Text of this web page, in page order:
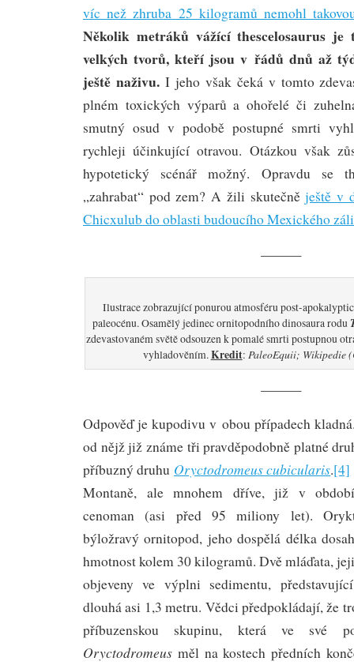
víc než zhruba 25 kilogramů nemohl
Několik metráků vážící thescelosaurus
velkých tvorů, kteří jsou v řádů dnů až
ještě naživu.I jeho však čeká v tomto
plném toxických výparů a ohořelé či
smutný osud v podobě postupné smrti
rychleji účinkující otravou. Otázkou však
hypotetický scénář možný. Opravdu se
„zahrabat“ pod zem? A žili skutečněještě v
Chicxulub do oblasti budoucího Mexického
———
Ilustrace zobrazující ponurou atmosféru post-
paleocénu. Osamělý jedinec ornitopodního dinosaura rodu
zdevastovaném světě odsouzen k pomalé smrti postupnou
vyhladověním. Kredit: PaleoEquii; Wikipedie
———
Odpověď je kupodivu v obou případech
od nějž již známe tři pravděpodobně platné
příbuzný druhu Oryctodromeus cubicularis.[4]
Montaně, ale mnohem dříve, již v
cenoman (asi před 95 miliony let).
býložravý ornitopod, jeho dospělá délka
hmotnost kolem 30 kilogramů. Dvě mláďata,
objeveny ve výplni sedimentu,
dlouhá asi 1,3 metru. Vědci předpokládají, že
příbuzenskou skupinu, která ve své
Oryctodromeus měl na kostech předních